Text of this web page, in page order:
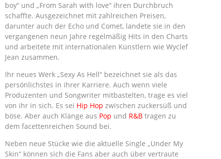
boy“ und „From Sarah with love“ ihren Durchbruch
schaffte. Ausgezeichnet mit zahlreichen Preisen,
darunter auch der Echo und Comet, landete sie in den
vergangenen neun Jahre regelmäßig Hits in den Charts
und arbeitete mit internationalen Künstlern wie Wyclef
Jean zusammen.
Ihr neues Werk „Sexy As Hell“ bezeichnet sie als das
persönlichstes in ihrer Karriere. Auch wenn viele
Produzenten und Songwriter mitbastelten, trage es viel
von ihr in sich. Es sei Hip Hop zwischen zuckersüß und
böse. Aber auch Klänge aus Pop und R&B tragen zu
dem facettenreichen Sound bei.
Neben neue Stücke wie die aktuelle Single „Under My
Skin“ können sich die Fans aber auch über vertraute